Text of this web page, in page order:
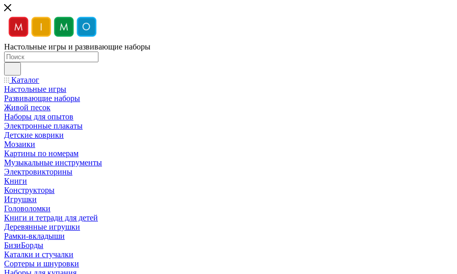
Настольные игры и развивающие наборы
Каталог
Настольные игры
Развивающие наборы
Живой песок
Наборы для опытов
Электронные плакаты
Детские коврики
Мозаики
Картины по номерам
Музыкальные инструменты
Электровикторины
Книги
Конструкторы
Игрушки
Головоломки
Книги и тетради для детей
Деревянные игрушки
Рамки-вкладыши
БизиБорды
Каталки и стучалки
Сортеры и шнуровки